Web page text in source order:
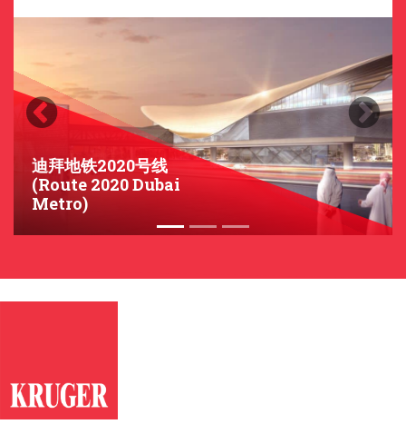
迪拜地铁2020号线
(Route 2020 Dubai
Metro)
Previous Next